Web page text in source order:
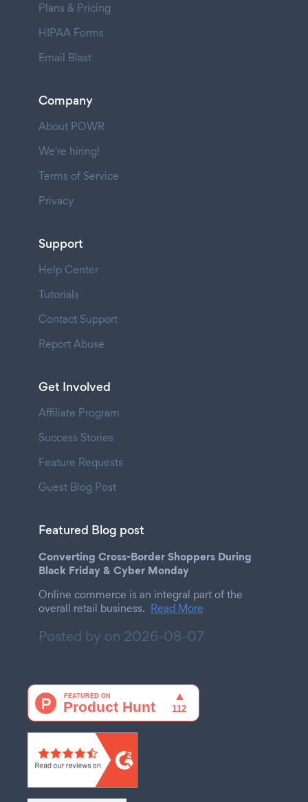
Plans & Pricing
HIPAA Forms
Email Blast
Company
About POWR
We're hiring!
Terms of Service
Privacy
Support
Help Center
Tutorials
Contact Support
Report Abuse
Get Involved
Affiliate Program
Success Stories
Feature Requests
Guest Blog Post
Featured Blog post
Converting Cross-Border Shoppers During
Black Friday & Cyber Monday
Online commerce is an integral part of the
overall retail business. Read More
Posted by on 2026-08-07